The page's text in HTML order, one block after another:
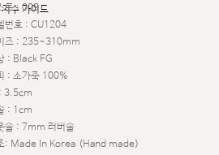
치수 가이드
트 : 009
번호 : CU1204
즈 : 235~310mm
: Black FG
: 소가죽 100%
3.5cm
: 1cm
솔 : 7mm 러버솔
: Made In Korea (Hand made)